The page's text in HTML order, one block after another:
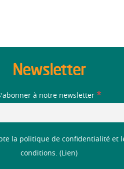
Newsletter
à notre newsletter *
la politique de confidentialité et
conditions. ( Lien)